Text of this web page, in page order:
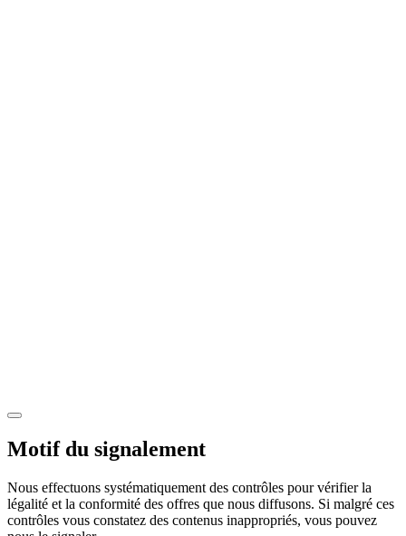
Motif du signalement
Nous effectuons systématiquement des contrôles pour vérifier la
légalité et la conformité des offres que nous diffusons. Si malgré ces
contrôles vous constatez des contenus inappropriés, vous pouvez